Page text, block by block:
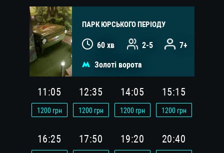
ПАРК ЮРСЬКОГО ПЕРІОДУ
60 хв 2-5 7+
Золоті ворота
11:05
1200грн
12:35
1200грн
14:05
1200грн
15:15
1200грн
16:25 17:50 19:20 20:40